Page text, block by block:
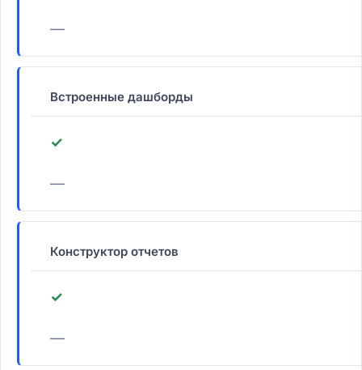
—
Встроенные дашборды
✓
—
Конструктор отчетов
✓
—